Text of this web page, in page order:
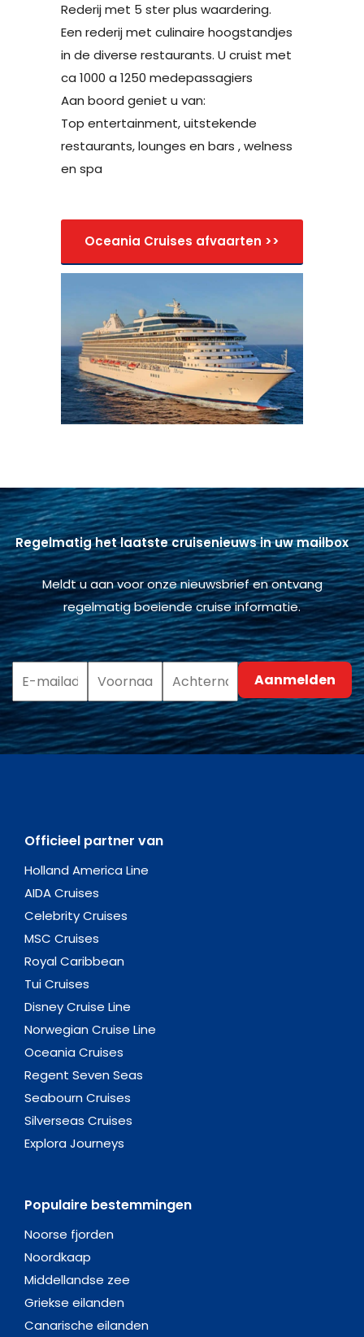
Rederij met 5 ster plus waardering.
Een rederij met culinaire hoogstandjes
in de diverse restaurants. U cruist met
ca 1000 a 1250 medepassagiers
Aan boord geniet u van:
Top entertainment, uitstekende
restaurants, lounges en bars , welness
en spa
Oceania Cruises afvaarten >>
Regelmatig het laatste cruisenieuws in uw mailbox
Meldt u aan voor onze nieuwsbrief en ontvang
regelmatig boeiende cruise informatie.
Officieel partner van
Holland America Line
AIDA Cruises
Celebrity Cruises
MSC Cruises
Royal Caribbean
Tui Cruises
Disney Cruise Line
Norwegian Cruise Line
Oceania Cruises
Regent Seven Seas
Seabourn Cruises
Silverseas Cruises
Explora Journeys
Populaire bestemmingen
Noorse fjorden
Noordkaap
Middellandse zee
Griekse eilanden
Canarische eilanden